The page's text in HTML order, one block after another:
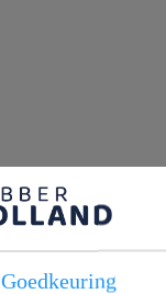
Goedkeuring